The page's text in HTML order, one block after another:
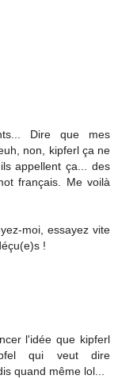
Dire que mes
non, kipferl ça ne
appellent ça... des
français. Me voilà
moi, essayez vite
!
l'idée que kipferl
qui veut dire
quand même lol...